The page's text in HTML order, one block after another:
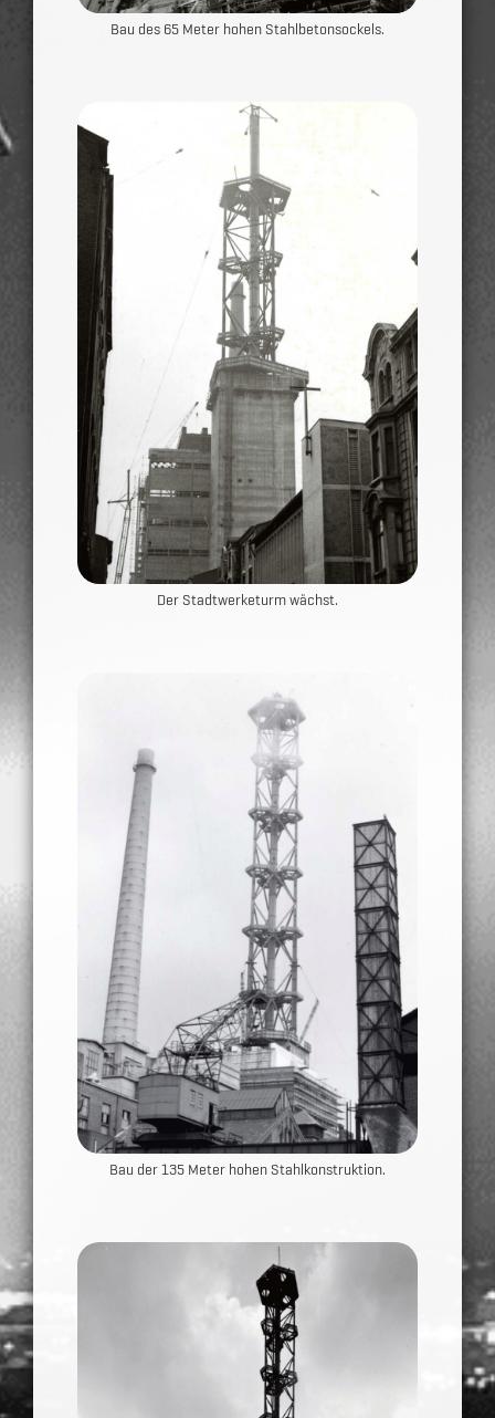
Bau des 65 Meter hohen Stahlbetonsockels.
Der Stadtwerketurm wächst.
Bau der 135 Meter hohen Stahlkonstruktion.